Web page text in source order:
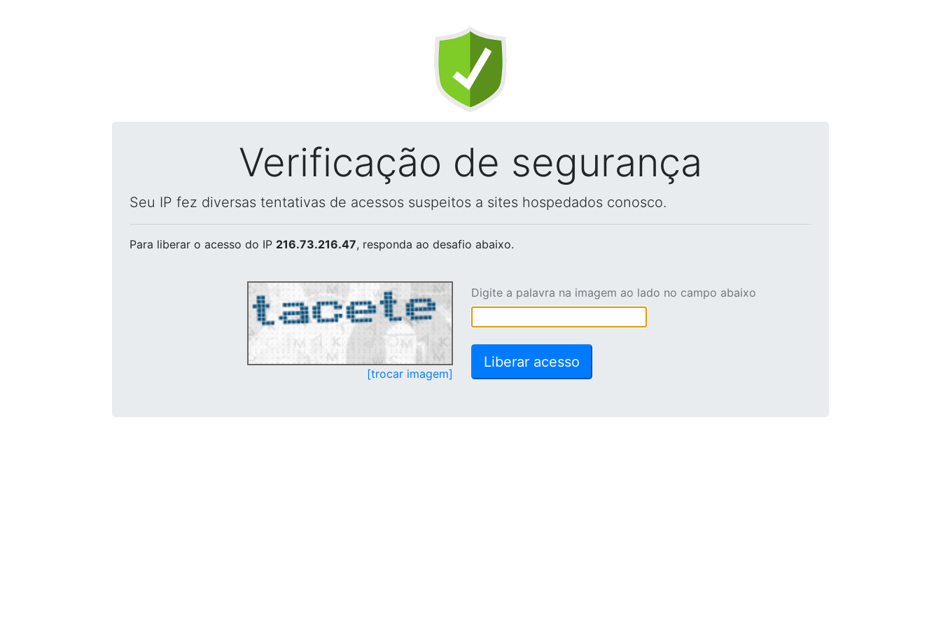
Verificação de segurança
Seu IP fez diversas tentativas de acessos suspeitos a sites hospedados conosco.
Para liberar o acesso do IP 216.73.216.47, responda ao desafio abaixo.
[trocar imagem]
Digite a palavra na imagem ao lado no campo abaixo